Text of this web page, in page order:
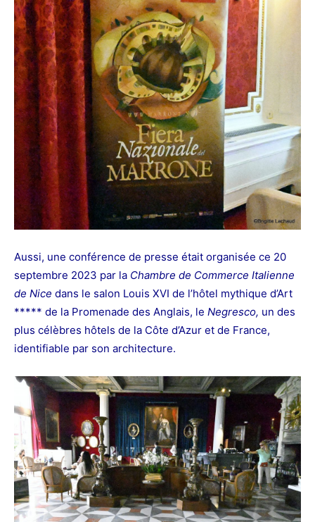
Aussi, une conférence de presse était organisée ce 20
septembre 2023 par la Chambre de Commerce Italienne
de Nice dans le salon Louis XVI de l’hôtel mythique d’Art
***** de la Promenade des Anglais, le Negresco, un des
plus célèbres hôtels de la Côte d’Azur et de France,
identifiable par son architecture.